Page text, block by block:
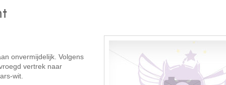
onvermijdelijk. Volgens
vertrek naar
wit.